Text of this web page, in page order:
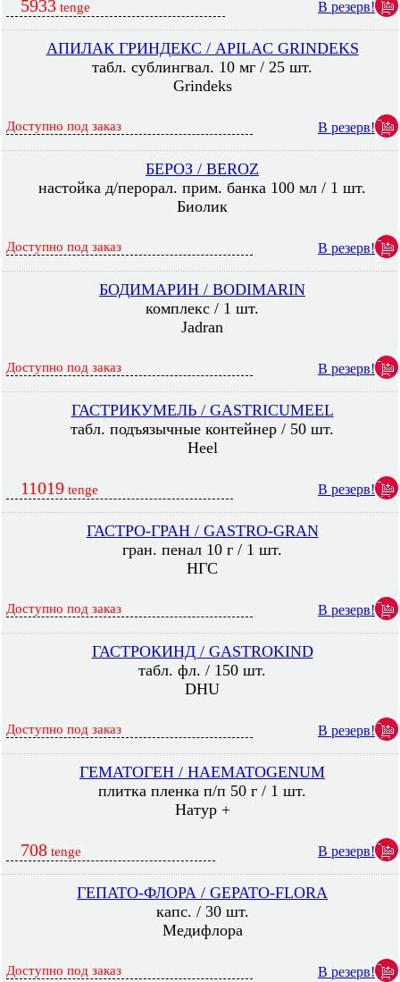
5933 tenge В резерв!
АПИЛАК ГРИНДЕКС / APILAC GRINDEKS
табл. сублингвал. 10 мг / 25 шт.
Grindeks
Доступно под заказ В резерв!
БЕРОЗ / BEROZ
настойка д/перорал. прим. банка 100 мл / 1 шт.
Биолик
Доступно под заказ В резерв!
БОДИМАРИН / BODIMARIN
комплекс / 1 шт.
Jadran
Доступно под заказ В резерв!
ГАСТРИКУМЕЛЬ / GASTRICUMEEL
табл. подъязычные контейнер / 50 шт.
Heel
11019 tenge В резерв!
ГАСТРО-ГРАН / GASTRO-GRAN
гран. пенал 10 г / 1 шт.
НГС
Доступно под заказ В резерв!
ГАСТРОКИНД / GASTROKIND
табл. фл. / 150 шт.
DHU
Доступно под заказ В резерв!
ГЕМАТОГЕН / HAEMATOGENUM
плитка пленка п/п 50 г / 1 шт.
Натур +
708 tenge В резерв!
ГЕПАТО-ФЛОРА / GEPATO-FLORA
капс. / 30 шт.
Медифлора
Доступно под заказ В резерв!